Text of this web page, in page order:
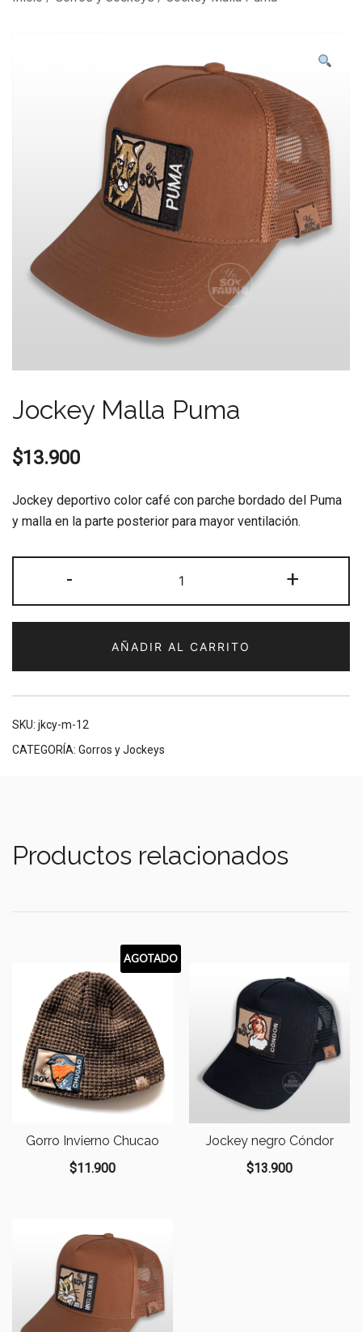
Jockey Malla Puma
$13.900
Jockey deportivo color café con parche bordado del Puma
y malla en la parte posterior para mayor ventilación.
-
Malla
Puma
+
AÑADIR AL CARRITO
SKU: jkcy-m-12
CATEGORÍA: Gorros y Jockeys
Productos relacionados
AGOTADO
Gorro Invierno Chucao
$11.900
Jockey negro Cóndor
$13.900